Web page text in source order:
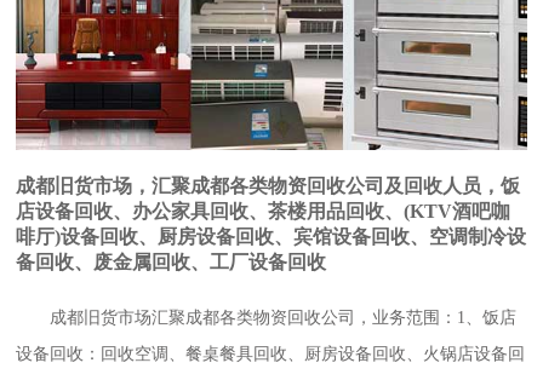
成都旧货市场，汇聚成都各类物资回收公司及回收人员，饭
店设备回收、办公家具回收、茶楼用品回收、(KTV酒吧咖
啡厅)设备回收、厨房设备回收、宾馆设备回收、空调制冷设
备回收、废金属回收、工厂设备回收
成都旧货市场汇聚成都各类物资回收公司，业务范围：1、饭店
设备回收：回收空调、餐桌餐具回收、厨房设备回收、火锅店设备回